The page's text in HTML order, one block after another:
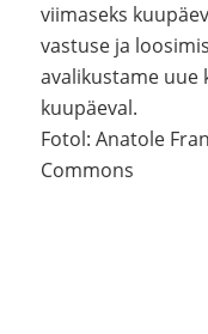
viimaseks
vastuse ja
avalikustame uue
kuupäeval.
Fotol: Anatole
Commons